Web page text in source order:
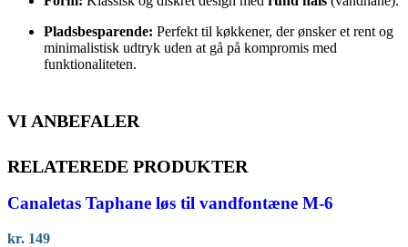
Pladsbesparende: Perfekt til køkkener, der ønsker et rent og
minimalistisk udtryk uden at gå på kompromis med
funktionaliteten.
VI ANBEFALER
RELATEREDE PRODUKTER
Canaletas Taphane løs til vandfontæne M-6
kr. 149